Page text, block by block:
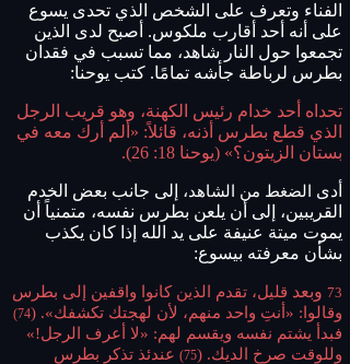
الفناء وتعرف على الشخص الذي تحدى يسوع
على أنه أحد أقارب ملكوس. أصبح لدى الذين
تجمعوا حول النار شاهد، مما تسبب في فقدان
بطرس لرباطة جأشه تمامًا. كتب يوحنا:
تحداه أحد خدام رئيس الكهنة، وهو قريب الرجل
الذي قطع بطرس أذنه، قائلاً: «ألم أرك معه في
بستان الزيتون؟» (يوحنا 18: 26).
أدى الضغط من الشاهد، إلى جانب بعض الخدم
القريبين، إلى أن يلعن بطرس نفسه، متمنياً أن
يموت ميتة عنيفة على يد الله إذا كان يكذب
بشأن معرفته بيسوع:
73 وبعد قليل، تقدم الذين كانوا واقفين إلى بطرس
وقالوا: «أنتِ واحد منهم، لأن لهجتك تكشفك». (74)
فبدأ يشتم نفسه ويقسم لهم: «لا أعرف الرجل!»
وللوقت صرخ الديك. (75)
عندئذ تذكر بطرس